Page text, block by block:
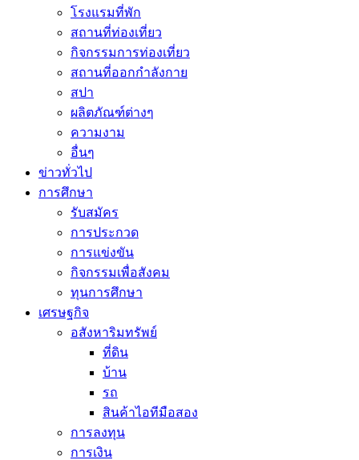
โรงแรมที่พัก
สถานที่ท่องเที่ยว
กิจกรรมการท่องเที่ยว
สถานที่ออกกำลังกาย
สปา
ผลิตภัณฑ์ต่างๆ
ความงาม
อื่นๆ
ข่าวทั่วไป
การศึกษา
รับสมัคร
การประกวด
การแข่งขัน
กิจกรรมเพื่อสังคม
ทุนการศึกษา
เศรษฐกิจ
อสังหาริมทรัพย์
ที่ดิน
บ้าน
รถ
สินค้าไอทีมือสอง
การลงทุน
การเงิน